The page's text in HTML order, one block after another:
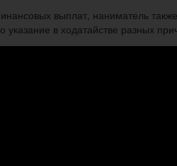
выплат, наниматель
указание в ходатайстве разных